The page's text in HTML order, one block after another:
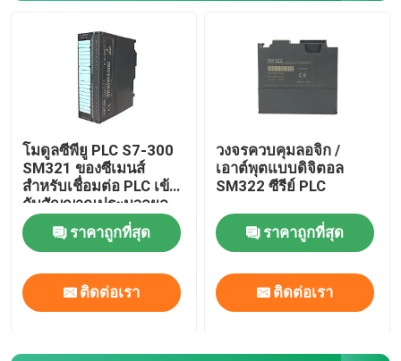
โมดูลซีพียู PLC S7-300
SM321 ของซีเมนส์
สำหรับเชื่อมต่อ PLC เข้า
กับสัญญาณประมวลผล
แบบดิจิตอล
ราคาถูกที่สุด
ติดต่อเรา
วงจรควบคุมลอจิก /
เอาต์พุตแบบดิจิตอล
SM322 ซีรีย์ PLC
ราคาถูกที่สุด
ติดต่อเรา